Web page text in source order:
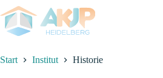
Zum
Inhalt
springen
Start Institut Historie